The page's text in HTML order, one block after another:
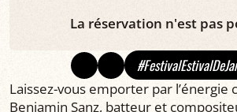
La réservation n'est pas
Laissez-vous emporter par l’énergie
Benjamin Sanz, batteur et